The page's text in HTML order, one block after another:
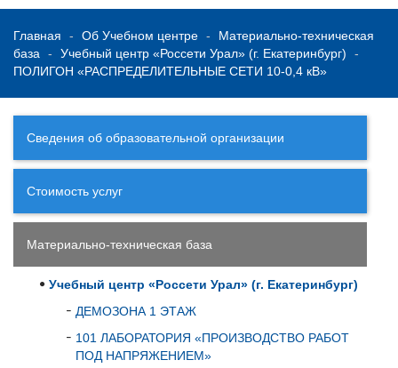
Главная Об Учебном центре
Материально-техническая
база
Учебный центр «Россети Урал» (г. Екатеринбург)
ПОЛИГОН «РАСПРЕДЕЛИТЕЛЬНЫЕ СЕТИ 10-0,4 кВ»
Сведения об образовательной организации
Стоимость услуг
Материально-техническая база
Учебный центр «Россети Урал» (г. Екатеринбург)
ДЕМОЗОНА 1 ЭТАЖ
101 ЛАБОРАТОРИЯ «ПРОИЗВОДСТВО РАБОТ
ПОД НАПРЯЖЕНИЕМ»